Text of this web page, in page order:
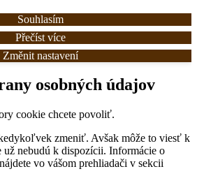
Souhlasím
Přečíst více
Změnit nastavení
osobných údajov
cookie chcete povoliť.
zmeniť. Avšak môže to viesť k
už nebudú k dispozícii. Informácie o
vo vášom prehliadači v sekcii